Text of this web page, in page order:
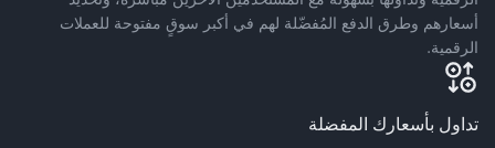
أسعارهم وطرق الدفع المُفضّلة لهم في أكبر سوقٍ مفتوحة للعملات
الرقمية.
تداول بأسعارك المفضلة